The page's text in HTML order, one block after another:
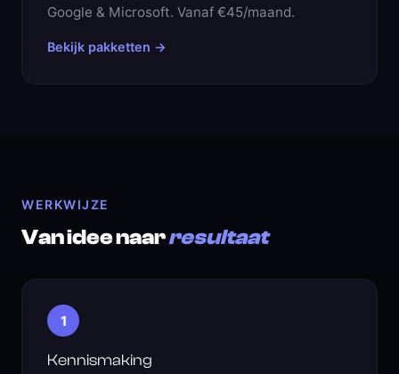
Google & Microsoft. Vanaf €45/maand.
Bekijk pakketten →
WERKWIJZE
Van idee naarresultaat
1
Kennismaking